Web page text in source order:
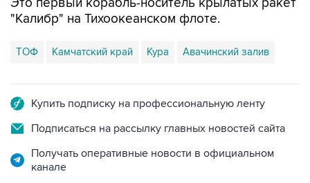
ТОФ Камчатский край Кура Авачинский залив
Подписаться на рассылку главных новостей сайта
Получать оперативные новости в официальном
канале